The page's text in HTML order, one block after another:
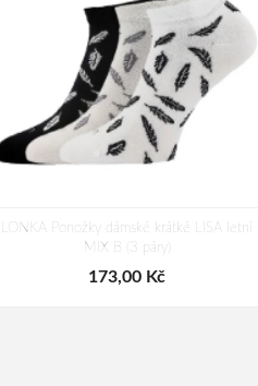
LONKA Ponožky dámské krátké LISA letní
MIX B (3 páry)
173,00 Kč